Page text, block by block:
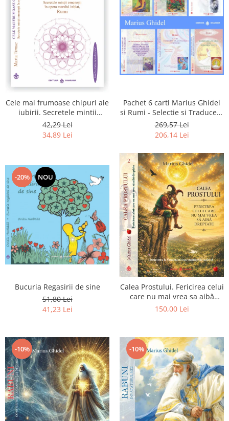
Cele mai frumoase chipuri ale
iubirii. Secretele mintii
omenesti in opera marelui
initiat, Rumi
42,29 Lei
34,89 Lei
Pachet 6 carti Marius Ghidel
si Rumi - Selectie si Traducere
de Marius Ghidel
269,57 Lei
206,14 Lei
-20% NOU
Bucuria Regasirii de sine
51,80 Lei
41,23 Lei
Calea Prostului. Fericirea celui
care nu mai vrea sa aibă
dreptate - Intoarcerea la
150,00 Lei
-10% -10%